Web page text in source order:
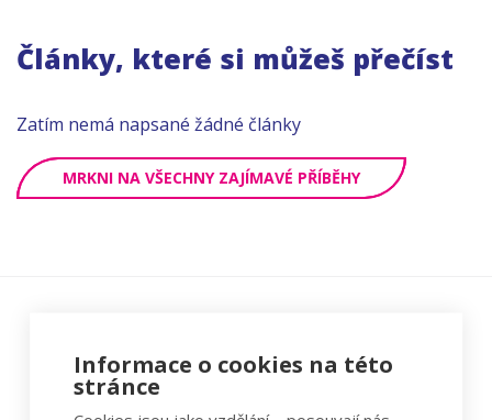
Články, které si můžeš přečíst
Zatím nemá napsané žádné články
MRKNI NA VŠECHNY ZAJÍMAVÉ PŘÍBĚHY
Informace o cookies na této
stránce